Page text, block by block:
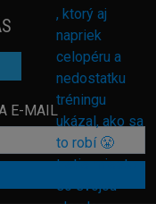
E-MAIL